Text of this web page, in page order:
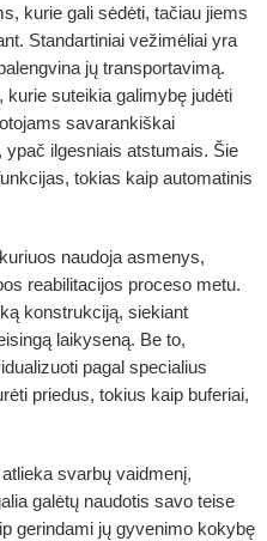
kurie gali sėdėti, tačiau jiems
Standartiniai vežimėliai yra
jų transportavimą.
kurie suteikia galimybę judėti
savarankiškai
ilgesniais atstumais. Šie
tokias kaip automatinis
naudoja asmenys,
reabilitacijos proceso metu.
konstrukciją, siekiant
laikyseną. Be to,
pagal specialius
priedus, tokius kaip buferiai,
svarbų vaidmenį,
galėtų naudotis savo teise
gerindami jų gyvenimo kokybę